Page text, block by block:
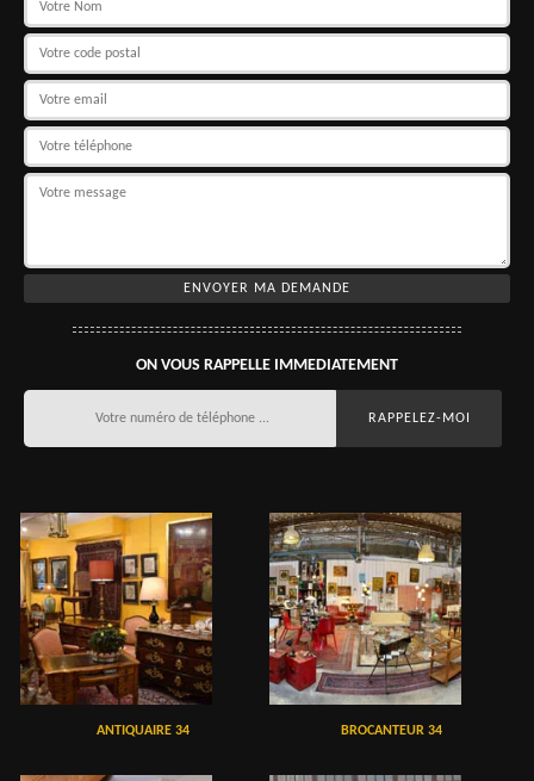
ON VOUS RAPPELLE IMMEDIATEMENT
ANTIQUAIRE 34 BROCANTEUR 34